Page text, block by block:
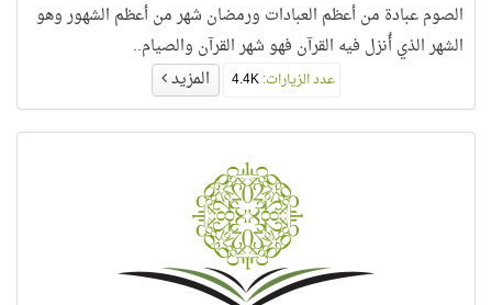
الصوم عبادة من أعظم العبادات ورمضان شهر من أعظم الشهور وهو
الشهر الذي أُنزل فيه القرآن فهو شهر القرآن والصيام..
عدد الزيارات: المزيد